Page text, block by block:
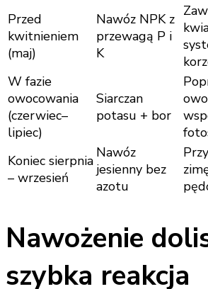
Przed
kwitnieniem
(maj)
Nawóz NPK z
przewagą P i
K
W fazie
owocowania
(czerwiec–
lipiec)
Siarczan
potasu + bor
Koniec sierpnia
– wrzesień
Nawóz
jesienny bez
azotu
Nawożenie
szybka reakcja